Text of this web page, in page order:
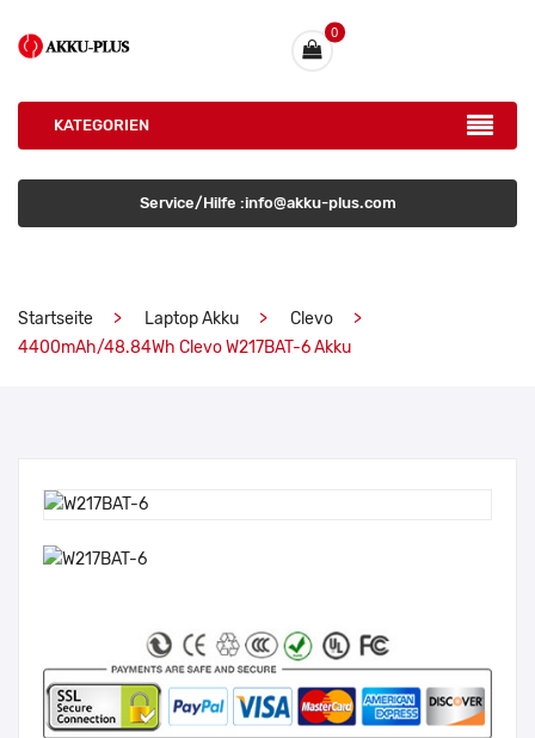
0
KATEGORIEN
Service/Hilfe :info@akku-plus.com
Startseite Laptop Akku
Clevo
4400mAh/48.84Wh Clevo W217BAT-6 Akku